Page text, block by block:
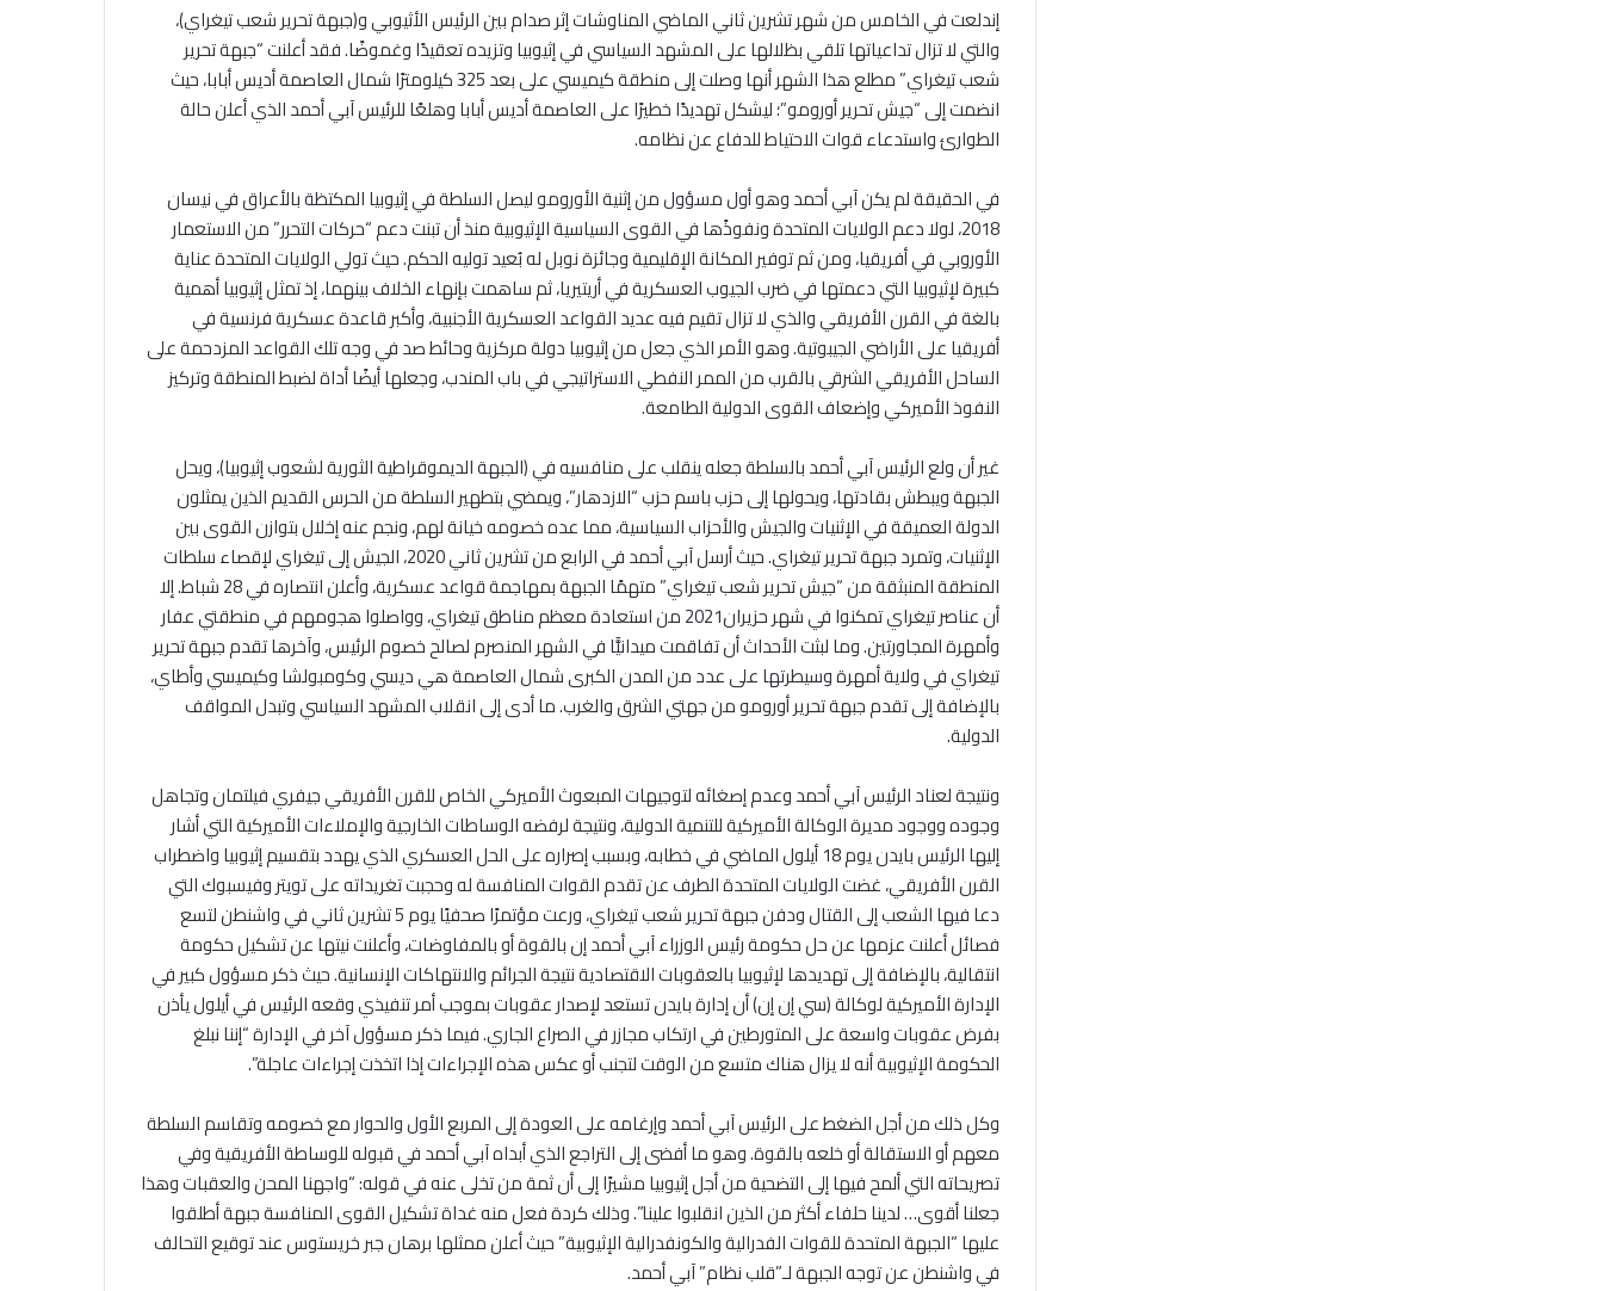
إندلعت في الخامس من شهر تشرين ثاني الماضي المناوشات إثر صدام بين الرئيس الأثيوبي و(جبهة تحرير شعب تيغراي)،
والتي لا تزال تداعياتها تلقي بظلالها على المشهد السياسي في إثيوبيا وتزيده تعقيدًا وغموضًا. فقد أعلنت “جبهة تحرير
شعب تيغراي” مطلع هذا الشهر أنها وصلت إلى منطقة كيميسي على بعد 325 كيلومترًا شمال العاصمة أديس أبابا، حيث
انضمت إلى “جيش تحرير أورومو”؛ ليشكل تهديدًا خطيرًا على العاصمة أديس أبابا وهلعًا للرئيس آبي أحمد الذي أعلن حالة
الطوارئ واستدعاء قوات الاحتياط للدفاع عن نظامه.
في الحقيقة لم يكن آبي أحمد وهو أول مسؤول من إثنية الأورومو ليصل السلطة في إثيوبيا المكتظة بالأعراق في نيسان
2018، لولا دعم الولايات المتحدة ونفوذًها في القوى السياسية الإثيوبية منذ أن تبنت دعم “حركات التحرر” من الاستعمار
الأوروبي في أفريقيا، ومن ثم توفير المكانة الإقليمية وجائزة نوبل له بُعيد توليه الحكم. حيث تولي الولايات المتحدة عناية
كبيرة لإثيوبيا التي دعمتها في ضرب الجيوب العسكرية في أريتيريا، ثم ساهمت بإنهاء الخلاف بينهما، إذ تمثل إثيوبيا أهمية
بالغة في القرن الأفريقي والذي لا تزال تقيم فيه عديد القواعد العسكرية الأجنبية، وأكبر قاعدة عسكرية فرنسية في
أفريقيا على الأراضي الجيبوتية. وهو الأمر الذي جعل من إثيوبيا دولة مركزية وحائط صد في وجه تلك القواعد المزدحمة على
الساحل الأفريقي الشرقي بالقرب من الممر النفطي الاستراتيجي في باب المندب، وجعلها أيضًا أداة لضبط المنطقة وتركيز
النفوذ الأميركي وإضعاف القوى الدولية الطامعة.
غير أن ولع الرئيس آبي أحمد بالسلطة جعله ينقلب على منافسيه في (الجبهة الديموقراطية الثورية لشعوب إثيوبيا)، ويحل
الجبهة ويبطش بقادتها، ويحولها إلى حزب باسم حزب “الازدهار”، ويمضي بتطهير السلطة من الحرس القديم الذين يمثلون
الدولة العميقة في الإثنيات والجيش والأحزاب السياسية، مما عده خصومه خيانة لهم، ونجم عنه إخلال بتوازن القوى بين
الإثنيات، وتمرد جبهة تحرير تيغراي. حيث أرسل آبي أحمد في الرابع من تشرين ثاني 2020، الجيش إلى تيغراي لإقصاء سلطات
المنطقة المنبثقة من “جيش تحرير شعب تيغراي” متهمًا الجبهة بمهاجمة قواعد عسكرية، وأعلن انتصاره في 28 شباط. إلا
أن عناصر تيغراي تمكنوا في شهر حزيران2021 من استعادة معظم مناطق تيغراي، وواصلوا هجومهم في منطقتي عفار
وأمهرة المجاورتين. وما لبثت الأحداث أن تفاقمت ميدانيًّا في الشهر المنصرم لصالح خصوم الرئيس، وآخرها تقدم جبهة تحرير
تيغراي في ولاية أمهرة وسيطرتها على عدد من المدن الكبرى شمال العاصمة هي ديسي وكومبولشا وكيميسي وأطاي،
بالإضافة إلى تقدم جبهة تحرير أورومو من جهتي الشرق والغرب. ما أدى إلى انقلاب المشهد السياسي وتبدل المواقف
الدولية.
ونتيجة لعناد الرئيس آبي أحمد وعدم إصغائه لتوجيهات المبعوث الأميركي الخاص للقرن الأفريقي جيفري فيلتمان وتجاهل
وجوده ووجود مديرة الوكالة الأميركية للتنمية الدولية، ونتيجة لرفضه الوساطات الخارجية والإملاءات الأميركية التي أشار
إليها الرئيس بايدن يوم 18 أيلول الماضي في خطابه، وبسبب إصراره على الحل العسكري الذي يهدد بتقسيم إثيوبيا واضطراب
القرن الأفريقي، غضت الولايات المتحدة الطرف عن تقدم القوات المنافسة له وحجبت تغريداته على تويتر وفيسبوك التي
دعا فيها الشعب إلى القتال ودفن جبهة تحرير شعب تيغراي، ورعت مؤتمرًا صحفيًا يوم 5 تشرين ثاني في واشنطن لتسع
فصائل أعلنت عزمها عن حل حكومة رئيس الوزراء آبي أحمد إن بالقوة أو بالمفاوضات، وأعلنت نيتها عن تشكيل حكومة
انتقالية، بالإضافة إلى تهديدها لإثيوبيا بالعقوبات الاقتصادية نتيجة الجرائم والانتهاكات الإنسانية. حيث ذكر مسؤول كبير في
الإدارة الأميركية لوكالة (سي إن إن) أن إدارة بايدن تستعد لإصدار عقوبات بموجب أمر تنفيذي وقعه الرئيس في أيلول يأذن
بفرض عقوبات واسعة على المتورطين في ارتكاب مجازر في الصراع الجاري. فيما ذكر مسؤول آخر في الإدارة “إننا نبلغ
الحكومة الإثيوبية أنه لا يزال هناك متسع من الوقت لتجنب أو عكس هذه الإجراءات إذا اتخذت إجراءات عاجلة”.
وكل ذلك من أجل الضغط على الرئيس آبي أحمد وإرغامه على العودة إلى المربع الأول والحوار مع خصومه وتقاسم السلطة
معهم أو الاستقالة أو خلعه بالقوة. وهو ما أفضى إلى التراجع الذي أبداه آبي أحمد في قبوله للوساطة الأفريقية وفي
تصريحاته التي ألمح فيها إلى التضحية من أجل إثيوبيا مشيرًا إلى أن ثمة من تخلى عنه في قوله: “واجهنا المحن والعقبات وهذا
جعلنا أقوى… لدينا حلفاء أكثر من الذين انقلبوا علينا”. وذلك كردة فعل منه غداة تشكيل القوى المنافسة جبهة أطلقوا
عليها “الجبهة المتحدة للقوات الفدرالية والكونفدرالية الإثيوبية” حيث أعلن ممثلها برهان جبر خريستوس عند توقيع التحالف
في واشنطن عن توجه الجبهة لـ”قلب نظام” آبي أحمد.